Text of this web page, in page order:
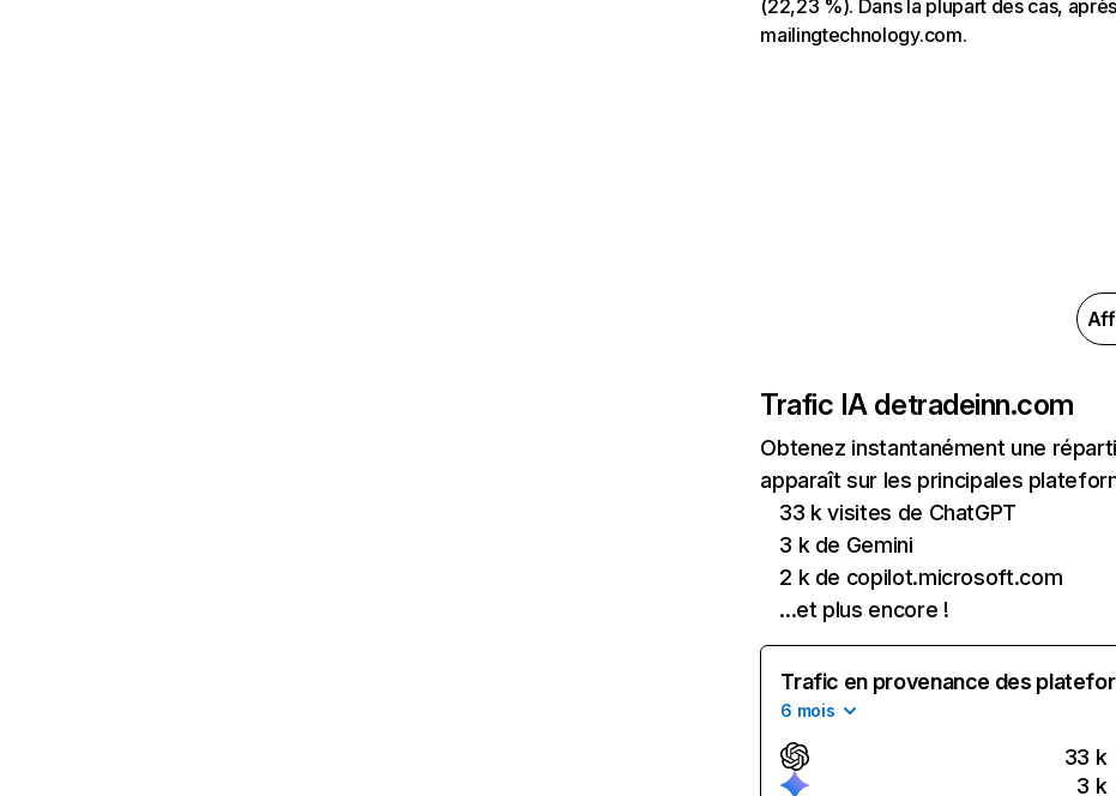
(22,23 %). Dans la plupart des cas,
mailingtechnology.com.
Trafic IA detradeinn.com
Obtenez instantanément une
apparaît sur les principales
33 k visites de ChatGPT
3 k de Gemini
2 k de copilot.microsoft.com
...et plus encore !
Trafic en provenance des
6 mois
33 k
3 k